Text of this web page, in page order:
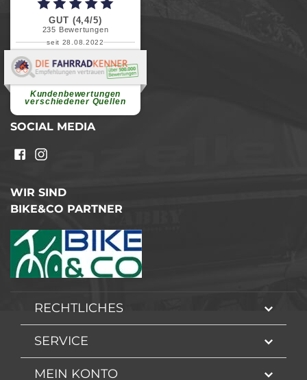
GUT (4,4/5)
235 Bewertungen
seit 28.08.2022
Kundenbewertungen
verschiedener Quellen
Elvira B.
Superschnelle und freundliche
weiterlesen
SOCIAL MEDIA
WIR SIND
BIKE&CO PARTNER
RECHTLICHES
SERVICE
MEIN KONTO